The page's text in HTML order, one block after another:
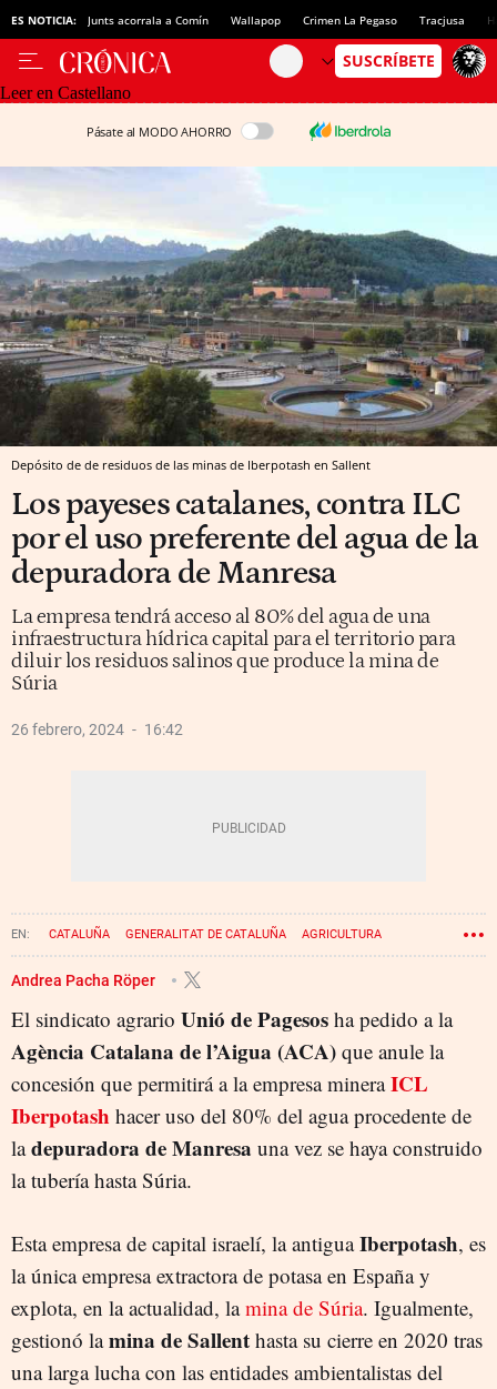
ES NOTICIA: Junts acorrala a Comín Wallapop Crimen La Pegaso Tracjusa
Leer en Castellano
Pásate al MODO AHORRO
Depósito de de residuos de las minas de Iberpotash en Sallent
Los payeses catalanes, contra ILC
por el uso preferente del agua de la
depuradora de Manresa
La empresa tendrá acceso al 80% del agua de una
infraestructura hídrica capital para el territorio para
diluir los residuos salinos que produce la mina de
Súria
26 febrero, 2024 16:42
CATALUÑA GENERALITAT DE CATALUÑA AGRICULTURA
AGENCIA CATALANA DEL AGUA
Andrea Pacha Röper
El sindicato agrario Unió de Pagesos ha pedido a la
Agència Catalana de l’Aigua (ACA) que anule la
concesión que permitirá a la empresa mineraICL
Iberpotash hacer uso del 80% del agua procedente de
ladepuradora de Manresa una vez se haya construido
la tubería hasta Súria.
Esta empresa de capital israelí, la antiguaIberpotash, es
la única empresa extractora de potasa en España y
explota, en la actualidad, lamina de Súria. Igualmente,
gestionó lamina de Sallent hasta su cierre en 2020 tras
una larga lucha con las entidades ambientalistas del